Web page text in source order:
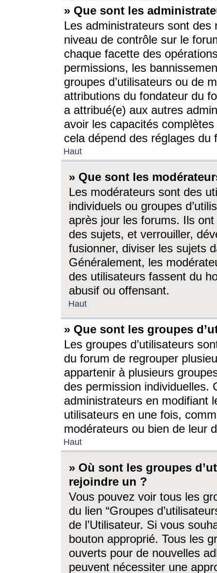
» Que sont les
Les administrateurs sont
niveau de contrôle sur le
chaque facette des
permissions, les
groupes d’utilisateurs ou de
attributions du fondateur du
a attribué(e) aux autres
avoir les capacités
cela dépend des réglages du
Haut
» Que sont les
Les modérateurs sont des
individuels ou groupes
après jour les forums. Ils ont
des sujets, et verrouiller,
fusionner, diviser les sujets
Généralement, les
des utilisateurs fassent du
abusif ou offensant.
Haut
» Que sont les groupes
Les groupes d’utilisateurs
du forum de regrouper
appartenir à plusieurs
des permission individuelles.
administrateurs en modifiant
utilisateurs en une fois,
modérateurs ou bien de leur
Haut
» Où sont les groupes
rejoindre un ?
Vous pouvez voir tous les
du lien “Groupes
de l’Utilisateur. Si vous
bouton approprié. Tous les
ouverts pour de nouvelles
peuvent nécessiter une